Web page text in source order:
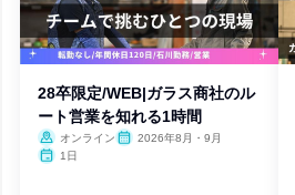
28卒限定/WEB|ガラス商社のル
ート営業を知れる1時間
オンライン
2026年8月・9月
1日